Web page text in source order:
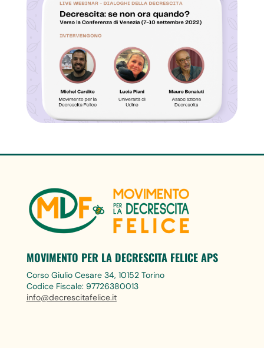
MOVIMENTO PER LA DECRESCITA FELICE APS
Corso Giulio Cesare 34, 10152 Torino
Codice Fiscale: 97726380013
info@decrescitafelice.it